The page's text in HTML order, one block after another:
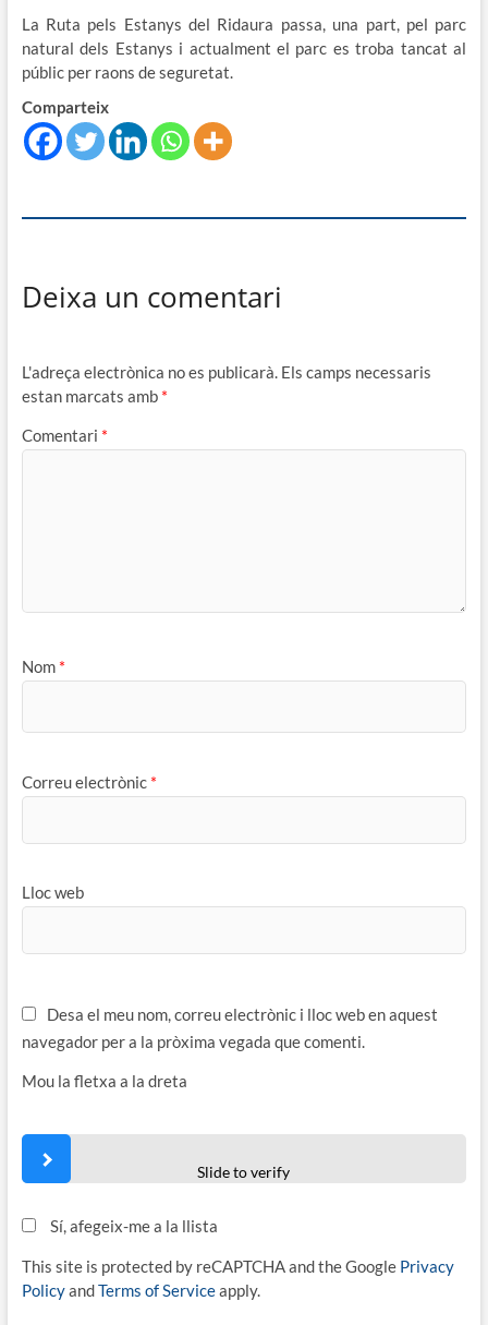
La Ruta pels Estanys del Ridaura passa, una part, pel parc
natural dels Estanys i actualment el parc es troba tancat al
públic per raons de seguretat.
Comparteix
Deixa un comentari
L'adreça electrònica no es publicarà. Els camps necessaris
estan marcats amb *
Comentari *
Nom *
Correu electrònic *
Lloc web
Desa el meu nom, correu electrònic i lloc web en aquest
navegador per a la pròxima vegada que comenti.
Mou la fletxa a la dreta
Slide to verify
Sí, afegeix-me a la llista
This site is protected by reCAPTCHA and the Google Privacy
PolicyandTerms of Serviceapply.